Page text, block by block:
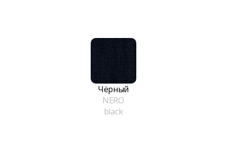
Чёрный
NERO
black